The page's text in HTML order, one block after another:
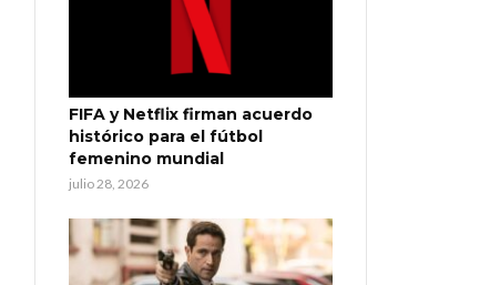
FIFA y Netflix firman acuerdo
histórico para el fútbol
femenino mundial
julio 28, 2026